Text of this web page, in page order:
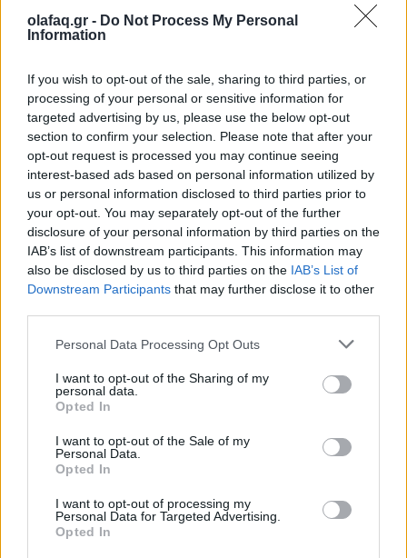
olafaq.gr - Do Not Process My Personal
Information
If you wish to opt-out of the sale, sharing to third parties, or
processing of your personal or sensitive information for
targeted advertising by us, please use the below opt-out
section to confirm your selection. Please note that after your
opt-out request is processed you may continue seeing
interest-based ads based on personal information utilized by
us or personal information disclosed to third parties prior to
your opt-out. You may separately opt-out of the further
disclosure of your personal information by third parties on the
IAB’s list of downstream participants. This information may
also be disclosed by us to third parties on the IAB’s List of
Downstream Participants that may further disclose it to other
Personal Data Processing Opt Outs
I want to opt-out of the Sharing of my
personal data.
Opted In
I want to opt-out of the Sale of my
Personal Data.
Opted In
I want to opt-out of processing my
Personal Data for Targeted Advertising.
Opted In
Ακολουθήστε το OLAFAQ
στο Google News
Newsroom
Ετικέτες :Δημήτριος Βαρτζόπουλος,Σχέδιο Νόμου,Υπουργικό
Συμβούλιο,ψυχιατρική μεταρρύθμιση,Ψυχική Υγεία.
Δείτε επίσης